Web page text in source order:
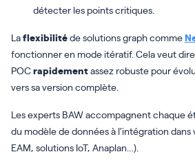
détecter les points critiques.
Laflexibilitéde solutions graph comme
fonctionner en mode itératif. Cela veut
POCrapidementassez robuste pour
vers sa version complète.
Les experts BAW accompagnent chaque
du modèle de données à l’intégration dans
EAM, solutions IoT, Anaplan…).